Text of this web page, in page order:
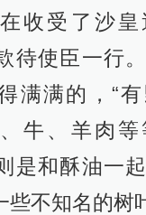
收受了沙皇
待使臣一行
满满的，“
牛、羊肉等
是和酥油一
不知名的树